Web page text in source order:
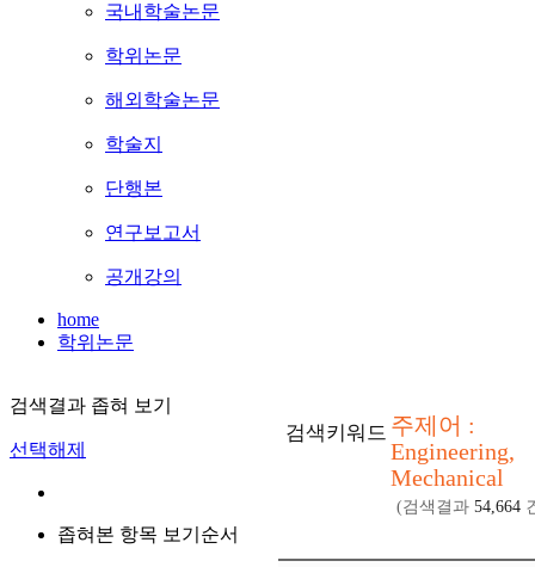
국내학술논문
학위논문
해외학술논문
학술지
단행본
연구보고서
공개강의
home
학위논문
검색결과 좁혀 보기
선택해제
좁혀본 항목 보기순서
검색키워드 주제어 :
Engineering,
Mechanical
(검색결과 54,664